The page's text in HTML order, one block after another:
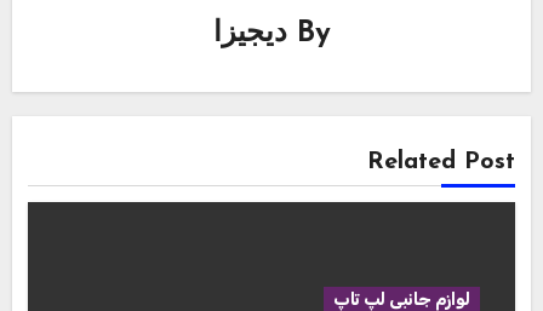
By دیجیزا
Related Post
لوازم جانبی لپ تاپ